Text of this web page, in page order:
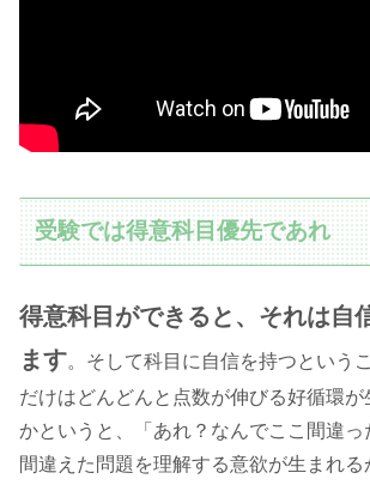
受験では得意科目優先であれ
得意科目ができると、それは自
ます。そして科目に自信を持つという
だけはどんどんと点数が伸びる好循環
かというと、「あれ？なんでここ間違っ
間違えた問題を理解する意欲が生まれる